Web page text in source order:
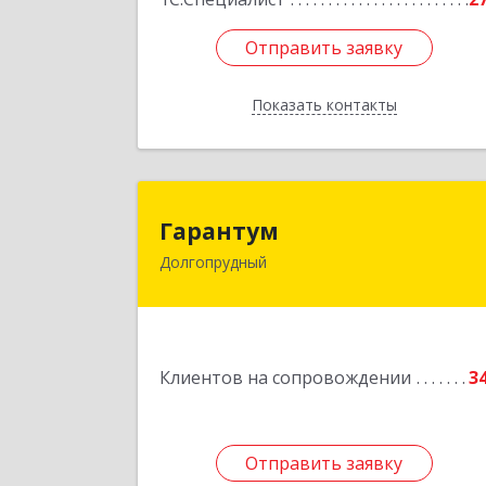
Отправить заявку
Показать контакты
Отправить заявку
Назад
Гарантум
Долгопрудный
Клиентов на сопровождении
Отправить заявку
Отправить заявку